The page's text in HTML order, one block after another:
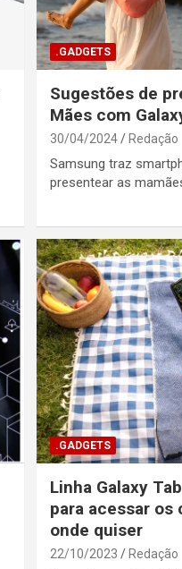
.GADGETS
Sugestões de
Mães com
30/04/2024 Redação
Samsung traz
presentear as
.GADGETS
Linha Galaxy
para acessar
onde quiser
22/10/2023 Redação